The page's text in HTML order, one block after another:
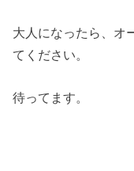
大人になったら、オ
てください。
待ってます。